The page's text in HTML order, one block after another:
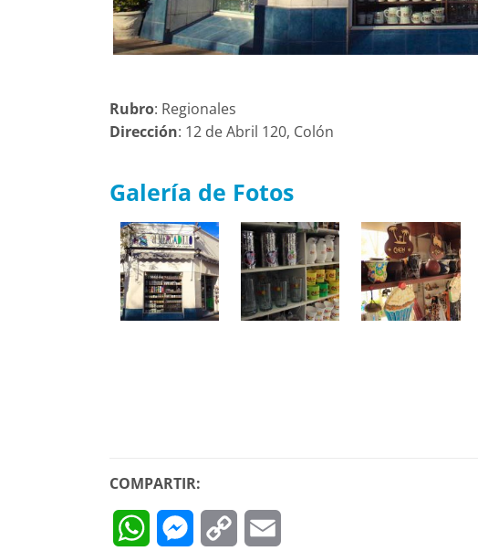
Rubro: Regionales
Dirección: 12 de Abril 120, Colón
Galería de Fotos
COMPARTIR:
WhatsAppMessenger
Copy